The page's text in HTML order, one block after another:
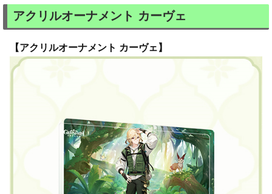
アクリルオーナメント カーヴェ
【アクリルオーナメント カーヴェ】